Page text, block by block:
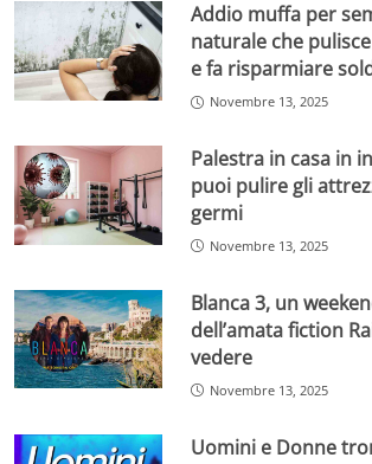
Addio muffa per
naturale che
e fa risparmiare
Novembre 13, 2025
Palestra in casa in
puoi pulire gli
germi
Novembre 13, 2025
Blanca 3, un
dell’amata fiction
vedere
Novembre 13, 2025
Uomini e Donne